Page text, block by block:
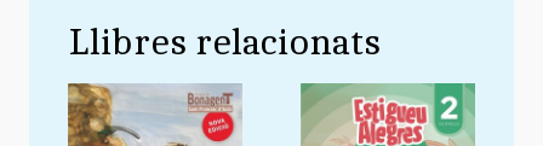
Llibres relacionats